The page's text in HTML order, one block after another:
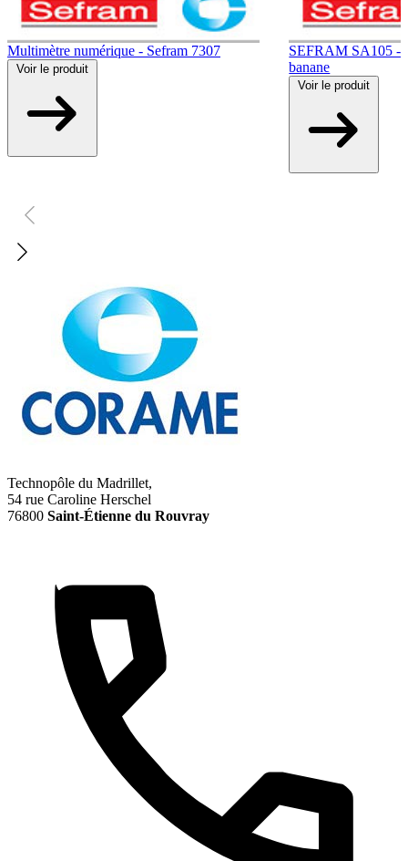
Multimètre numérique - Sefram 7307
Voir le produit
SEFRAM SA105 -
banane
Voir le produit
Technopôle du Madrillet,
54 rue Caroline Herschel
76800 Saint-Étienne du Rouvray